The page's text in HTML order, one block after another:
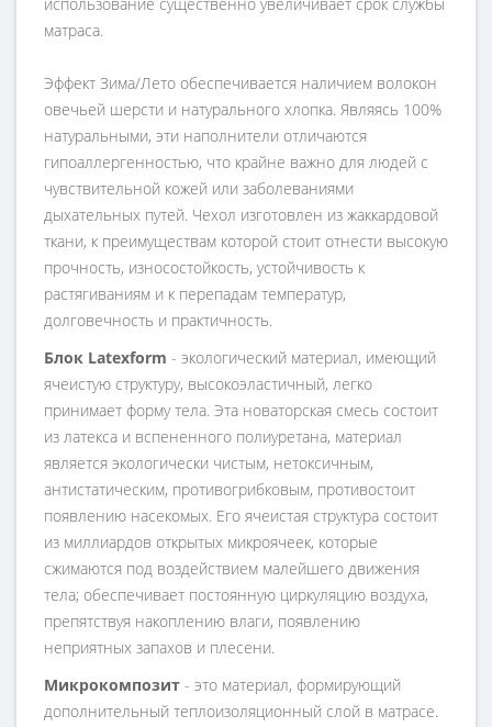
использование существенно увеличивает срок службы
матраса.
Эффект Зима/Лето обеспечивается наличием волокон
овечьей шерсти и натурального хлопка. Являясь 100%
натуральными, эти наполнители отличаются
гипоаллергенностью, что крайне важно для людей с
чувствительной кожей или заболеваниями
дыхательных путей. Чехол изготовлен из жаккардовой
ткани, к преимуществам которой стоит отнести высокую
прочность, износостойкость, устойчивость к
растягиваниям и к перепадам температур,
долговечность и практичность.
Блок Latexform - экологический материал, имеющий
ячеистую структуру, высокоэластичный, легко
принимает форму тела. Эта новаторская смесь состоит
из латекса и вспененного полиуретана, материал
является экологически чистым, нетоксичным,
антистатическим, противогрибковым, противостоит
появлению насекомых. Его ячеистая структура состоит
из миллиардов открытых микроячеек, которые
сжимаются под воздействием малейшего движения
тела; обеспечивает постоянную циркуляцию воздуха,
препятствуя накоплению влаги, появлению
неприятных запахов и плесени.
Микрокомпозит - это материал, формирующий
дополнительный теплоизоляционный слой в матрасе.